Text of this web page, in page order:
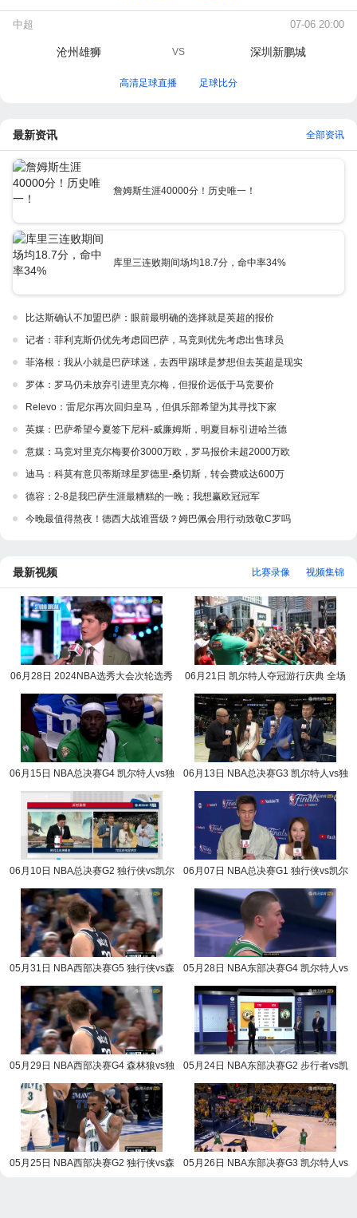
中超 07-06 20:00
沧州雄狮 VS 深圳新鹏城
高清足球直播 足球比分
最新资讯 全部资讯
詹姆斯生涯40000分！历史唯一！
库里三连败期间场均18.7分，命中率34%
比达斯确认不加盟巴萨：眼前最明确的选择就是英超的报价
记者：菲利克斯仍优先考虑回巴萨，马竞则优先考虑出售球员
菲洛根：我从小就是巴萨球迷，去西甲踢球是梦想但去英超是现实
罗体：罗马仍未放弃引进里克尔梅，但报价远低于马竞要价
Relevo：雷尼尔再次回归皇马，但俱乐部希望为其寻找下家
英媒：巴萨希望今夏签下尼科-威廉姆斯，明夏目标引进哈兰德
意媒：马竞对里克尔梅要价3000万欧，罗马报价未超2000万欧
迪马：科莫有意贝蒂斯球星罗德里-桑切斯，转会费或达600万
德容：2-8是我巴萨生涯最糟糕的一晚；我想赢欧冠冠军
今晚最值得熬夜！德西大战谁晋级？姆巴佩会用行动致敬C罗吗
最新视频 视频集锦
比赛录像
06月28日 2024NBA选秀大会次轮选秀
06月21日 凯尔特人夺冠游行庆典 全场
06月15日 NBA总决赛G4 凯尔特人vs独
06月13日 NBA总决赛G3 凯尔特人vs独
06月10日 NBA总决赛G2 独行侠vs凯尔
06月07日 NBA总决赛G1 独行侠vs凯尔
05月31日 NBA西部决赛G5 独行侠vs森
05月28日 NBA东部决赛G4 凯尔特人vs
05月29日 NBA西部决赛G4 森林狼vs独
05月24日 NBA东部决赛G2 步行者vs凯
05月25日 NBA西部决赛G2 独行侠vs森
05月26日 NBA东部决赛G3 凯尔特人vs